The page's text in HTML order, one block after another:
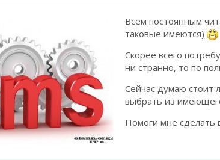
Всем постоянным
таковые имеются)
.
Скорее всего
ни странно, то по
Сейчас думаю стоит
выбрать из
Помоги мне сделать